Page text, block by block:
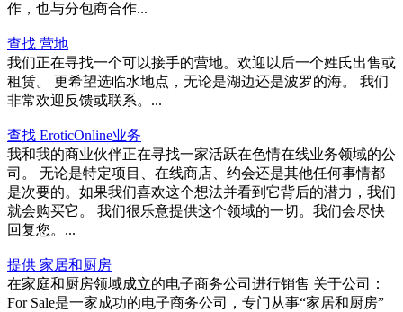
作，也与分包商合作...
查找 营地
我们正在寻找一个可以接手的营地。欢迎以后一个姓氏出售或
租赁。 更希望选临水地点，无论是湖边还是波罗的海。 我们
非常欢迎反馈或联系。...
查找 EroticOnline业务
我和我的商业伙伴正在寻找一家活跃在色情在线业务领域的公
司。 无论是特定项目、在线商店、约会还是其他任何事情都
是次要的。如果我们喜欢这个想法并看到它背后的潜力，我们
就会购买它。 我们很乐意提供这个领域的一切。我们会尽快
回复您。...
提供 家居和厨房
在家庭和厨房领域成立的电子商务公司进行销售 关于公司：
For Sale是一家成功的电子商务公司，专门从事“家居和厨房”